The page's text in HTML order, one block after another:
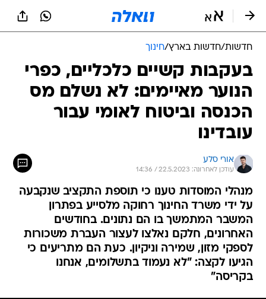
חדשות/חדשות בארץ/חינוך
בעקבות קשיים כלכליים, כפרי
הנוער מאיימים: לא נשלם מס
הכנסה וביטוח לאומי עבור
עובדינו
אורי סלע
עודכן לאחרונה: 22.5.2023 / 14:36
מנהלי המוסדות טענו כי תוספת התקציב שנקבעה
על ידי משרד החינוך רחוקה מלסייע בפתרון
המשבר המתמשך בו הם נתונים. בחודשים
האחרונים, חלקם נאלצו לעצור העברת משכורות
לספקי מזון, שמירה וניקיון. כעת הם מתריעים כי
הגיעו לקצה: "לא נעמוד בתשלומים, אנחנו
בקריסה"